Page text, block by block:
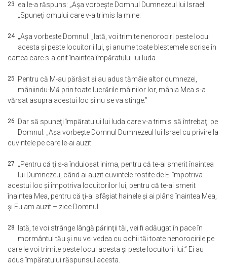
23 ea le-a răspuns: „Aşa vorbeşte Domnul Dumnezeul lui Israel:
„Spuneţi omului care v-a trimis la mine:
24 „Aşa vorbeşte Domnul: „Iată, voi trimite nenorociri peste locul
acesta şi peste locuitorii lui, şi anume toate blestemele scrise în
cartea care s-a citit înaintea împăratului lui Iuda.
25 Pentru că M-au părăsit şi au adus tămâie altor dumnezei,
mâniindu-Mă prin toate lucrările mâinilor lor, mânia Mea s-a
vărsat asupra acestui loc şi nu se va stinge.”
26 Dar să spuneţi împăratului lui Iuda care v-a trimis să întrebaţi pe
Domnul: „Aşa vorbeşte Domnul Dumnezeul lui Israel cu privire la
cuvintele pe care le-ai auzit:
27 „Pentru că ţi s-a înduioşat inima, pentru că te-ai smerit înaintea
lui Dumnezeu, când ai auzit cuvintele rostite de El împotriva
acestui loc şi împotriva locuitorilor lui, pentru că te-ai smerit
înaintea Mea, pentru că ţi-ai sfâşiat hainele şi ai plâns înaintea Mea,
şi Eu am auzit – zice Domnul.
28
Iată, te voi strânge lângă părinţii tăi, vei fi adăugat în pace în
mormântul tău şi nu vei vedea cu ochii tăi toate nenorocirile pe
care le voi trimite peste locul acesta şi peste locuitorii lui.” Ei au
adus împăratului răspunsul acesta.